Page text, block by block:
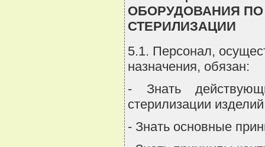
ОБОРУДОВАНИЯ
СТЕРИЛИЗАЦИИ
5.1. Персонал,
назначения, обязан:
- Знать
стерилизации
- Знать основные